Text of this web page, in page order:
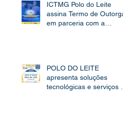
ICTMG Polo do Leite
assina Termo de Outorga
em parceria com a
POLO DO LEITE
apresenta soluções
tecnológicas e serviços de